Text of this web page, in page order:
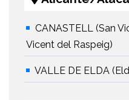
CANASTELL (San
Vicent del Raspeig)
VALLE DE ELDA